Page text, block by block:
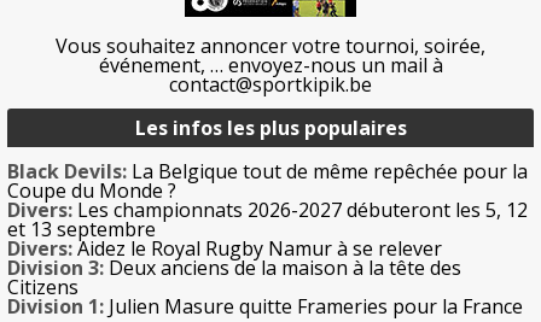
Vous souhaitez annoncer votre tournoi, soirée,
événement, … envoyez-nous un mail à
contact@sportkipik.be
Les infos les plus populaires
Black Devils: La Belgique tout de même repêchée pour la
Coupe du Monde ?
Divers: Les championnats 2026-2027 débuteront les 5, 12
et 13 septembre
Divers:Aidez le Royal Rugby Namur à se relever
Division 3: Deux anciens de la maison à la tête des
Citizens
Division 1: Julien Masure quitte Frameries pour la France